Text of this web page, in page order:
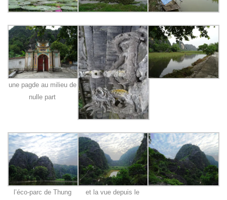
une pagde au milieu de
nulle part
l’éco-parc de Thung
et la vue depuis le